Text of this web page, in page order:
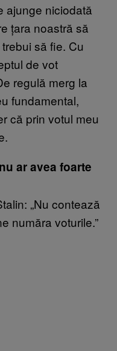
ajunge niciodată
țara noastră să
să fie. Cu
de vot
regulă merg la
fundamental,
că prin votul meu
ar avea foarte
„Nu contează
număra voturile.”